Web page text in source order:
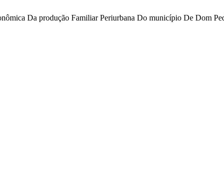
Da produção Familiar Periurbana Do município De Dom